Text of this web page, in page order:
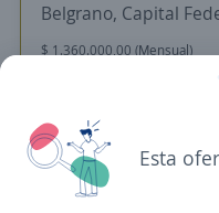
Belgrano, Capital
$ 1.360.000,00 (Mensual)
Se precisa Urgente
Jefe de Cocina
Esta